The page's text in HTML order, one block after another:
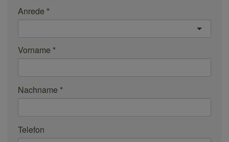
Anrede
Vorname
Nachname
Telefon